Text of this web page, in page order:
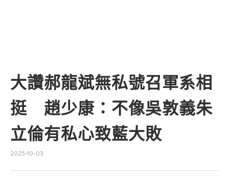
大讚郝龍斌無私號召軍系相
挺 趙少康：不像吳敦義朱
立倫有私心致藍大敗
2025-10-03